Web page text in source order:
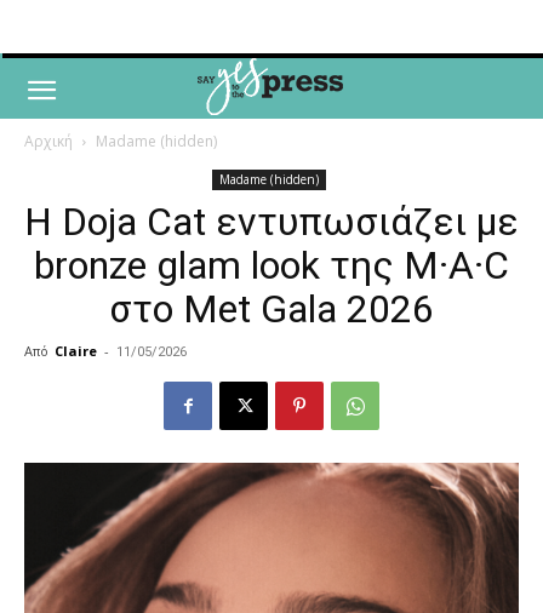
Αρχική Madame (hidden)
Madame (hidden)
Η Doja Cat εντυπωσιάζει με
bronze glam look της M·A·C
στο Met Gala 2026
Από Claire - 11/05/2026